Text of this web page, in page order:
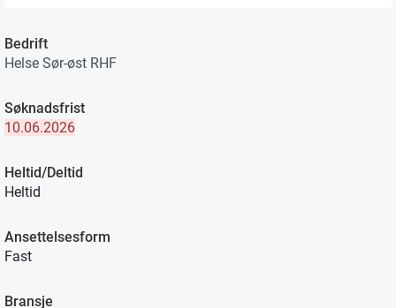
Bedrift
Helse Sør-øst RHF
Søknadsfrist
10.06.2026
Heltid/Deltid
Heltid
Ansettelsesform
Fast
Bransje